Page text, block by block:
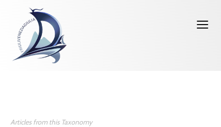
Articles from this Taxonomy